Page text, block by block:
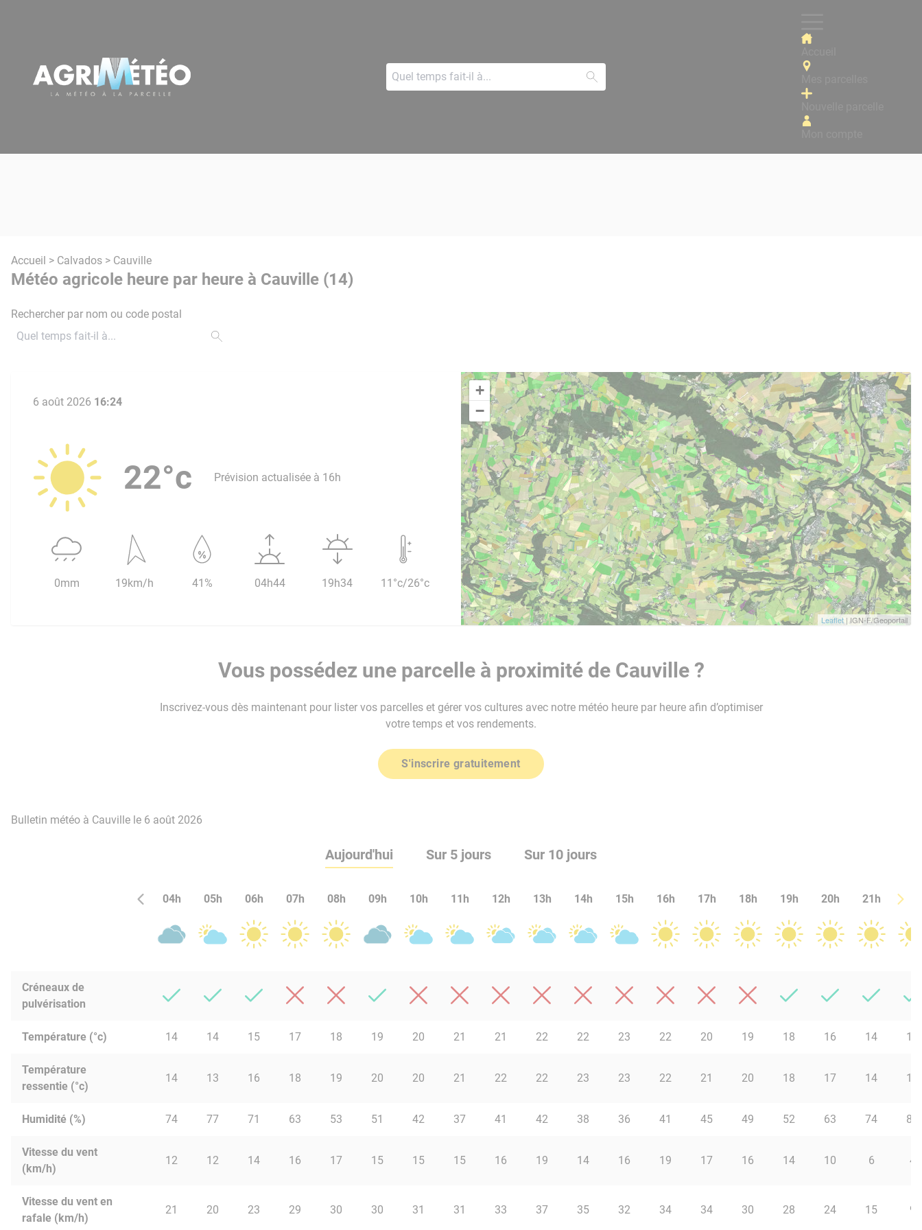
Accueil > Calvados > Cauville
Météo agricole heure par heure à Cauville (14)
Rechercher par nom ou code postal
+
−
Leaflet | IGN-F/Geoportail
6 août 2026 16:24
22°c Prévision actualisée à 16h
0mm 19km/h 41% 04h44 19h34 11°c/26°c
Vous possédez une parcelle à proximité de Cauville ?
Inscrivez-vous dès maintenant pour lister vos parcelles et gérer vos cultures avec notre météo heure par heure afin d’optimiser
votre temps et vos rendements.
S'inscrire gratuitement
Bulletin météo à Cauville le 6 août 2026
Aujourd'hui Sur 5 jours Sur 10 jours
04h 05h 06h 07h 08h 09h 10h 11h 12h 13h 14h 15h 16h 17h 18h 19h 20h 21h 22h
Créneaux de
pulvérisation
Température (°c) 14 14 15 17 18 19 20 21 21 22 22 23 22 20 19 18 16 14 12
Température
ressentie (°c)
14 13 16 18 19 20 20 21 22 22 23 23 22 21 20 18 17 14 13
Humidité (%) 74 77 71 63 53 51 42 37 41 42 38 36 41 45 49 52 63 74 82
Vitesse du vent
(km/h)
12 12 14 16 17 15 15 15 16 19 14 16 19 17 16 14 10 6 4
Vitesse du vent en
rafale (km/h)
21 20 23 29 30 30 31 31 33 37 35 32 34 34 30 28 24 15 9